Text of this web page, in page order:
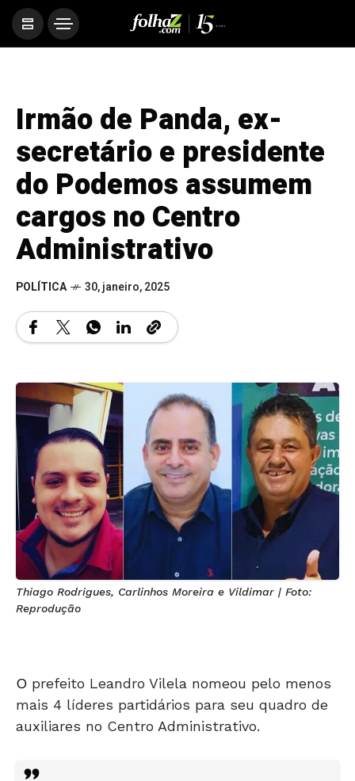
Irmão de Panda, ex-
secretário e presidente
do Podemos assumem
cargos no Centro
Administrativo
POLÍTICA 30, janeiro, 2025
Thiago Rodrigues, Carlinhos Moreira e Vildimar | Foto:
Reprodução
O prefeito Leandro Vilela nomeou pelo menos
mais 4 líderes partidários para seu quadro de
auxiliares no Centro Administrativo.